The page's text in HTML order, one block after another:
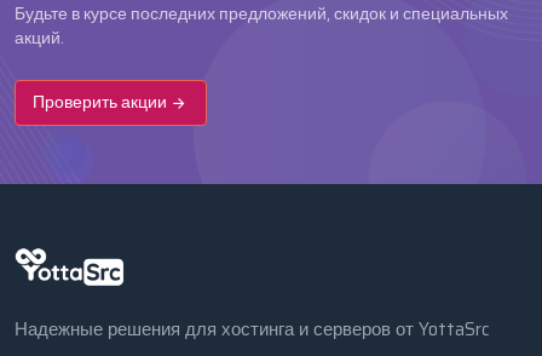
Будьте в курсе последних предложений, скидок и специальных
акций.
Проверить акции
Надежные решения для хостинга и серверов от YottaSrc